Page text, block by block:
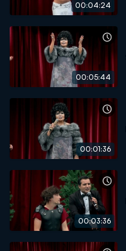
00:04:24
00:05:44
00:01:36
00:03:36